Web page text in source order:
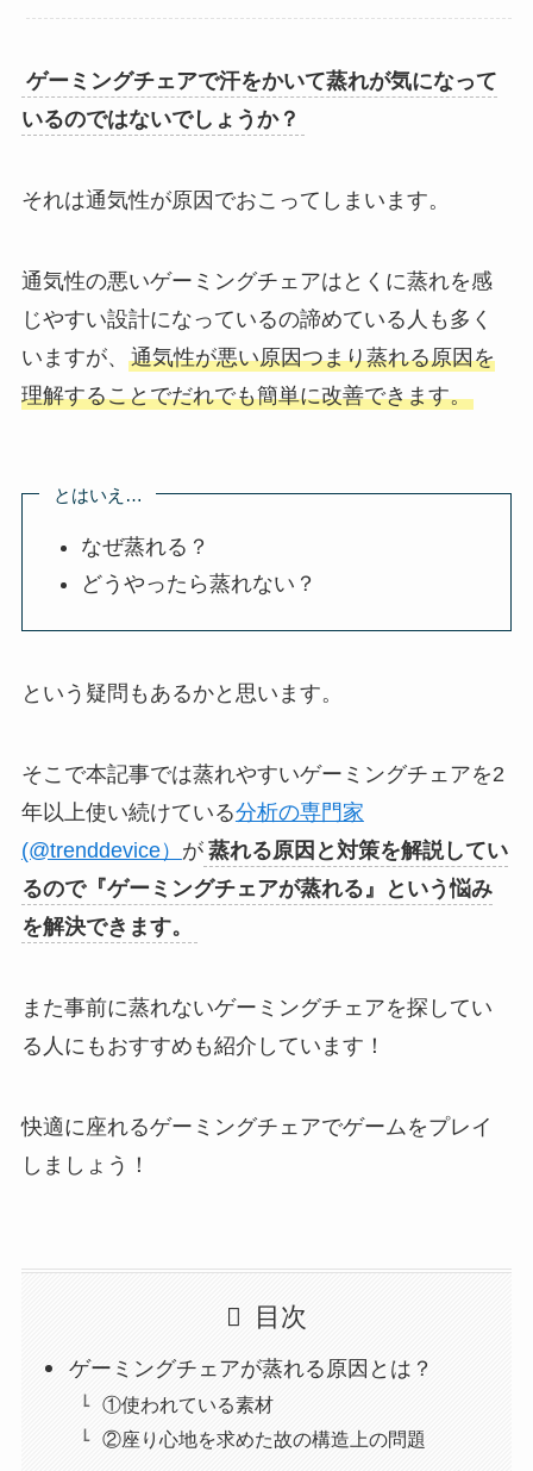
ゲーミングチェアで汗をかいて蒸れが気になって
いるのではないでしょうか？
それは通気性が原因でおこってしまいます。
通気性の悪いゲーミングチェアはとくに蒸れを感
じやすい設計になっているの諦めている人も多く
いますが、 通気性が悪い原因つまり蒸れる原因を
理解することでだれでも簡単に改善できます。
とはいえ…
なぜ蒸れる？
どうやったら蒸れない？
という疑問もあるかと思います。
そこで本記事では蒸れやすいゲーミングチェアを2
年以上使い続けている分析の専門家
(@trenddevice） が 蒸れる原因と対策を解説してい
るので『ゲーミングチェアが蒸れる』という悩み
を解決できます。
また事前に蒸れないゲーミングチェアを探してい
る人にもおすすめも紹介しています！
快適に座れるゲーミングチェアでゲームをプレイ
しましょう！
目次
ゲーミングチェアが蒸れる原因とは？
①使われている素材
②座り心地を求めた故の構造上の問題